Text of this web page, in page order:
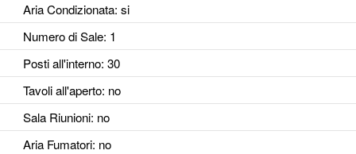
Aria Condizionata: si
Numero di Sale: 1
Posti all'interno: 30
Tavoli all'aperto: no
Sala Riunioni: no
Aria Fumatori: no